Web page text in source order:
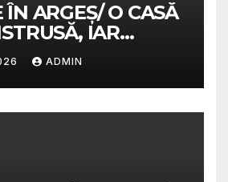
ÎN ARGEȘ/ O CASĂ
IAR
A SUFERIT
ADMIN